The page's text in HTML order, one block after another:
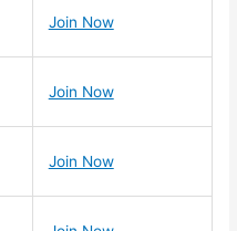
Join Now
Join Now
Join Now